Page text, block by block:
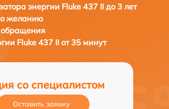
энергии Fluke 437 II до 3 лет
желанию
обращения
Fluke 437 II от 35 минут
со специалистом
Оставить заявку